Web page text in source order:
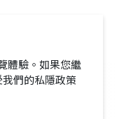
體驗。如果您繼
們的私隱政策
A Member of CRCS